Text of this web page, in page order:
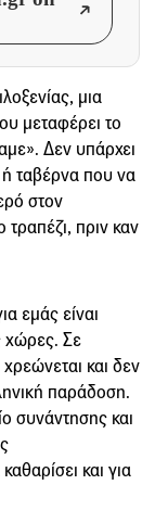
μια
μεταφέρει το
Δεν υπάρχει
ή ταβέρνα που να
στον
τραπέζι, πριν καν
εμάς είναι
χώρες. Σε
και δεν
παράδοση.
συνάντησης και
και για